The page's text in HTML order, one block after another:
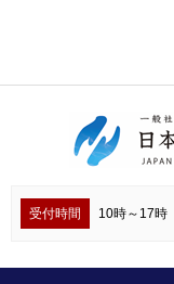
受付時間 10時～17時